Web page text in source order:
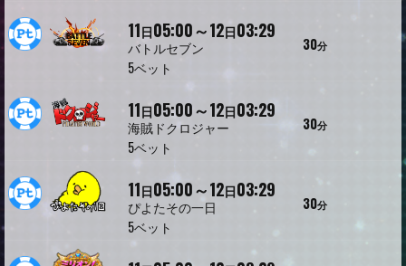
11日05:00～12日03:29
バトルセブン
5ベット
30分
11日05:00～12日03:29
海賊ドクロジャー
5ベット
30分
11日05:00～12日03:29
ぴよたその一日
5ベット
30分